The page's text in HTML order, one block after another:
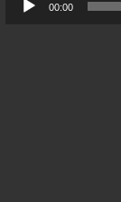
00:00